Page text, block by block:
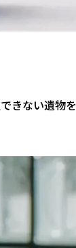
きない遺物を